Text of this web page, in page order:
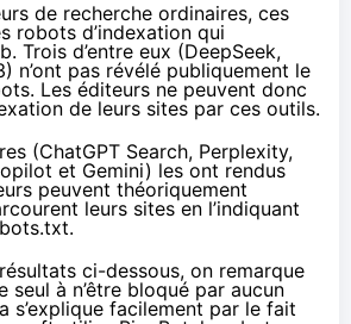
de recherche ordinaires, ces
robots d’indexation qui
Trois d’entre eux (DeepSeek,
n’ont pas révélé publiquement le
Les éditeurs ne peuvent donc
de leurs sites par ces outils.
(ChatGPT Search, Perplexity,
et Gemini) les ont rendus
peuvent théoriquement
leurs sites en l’indiquant
ci-dessous, on remarque
seul à n’être bloqué par aucun
s’explique facilement par le fait